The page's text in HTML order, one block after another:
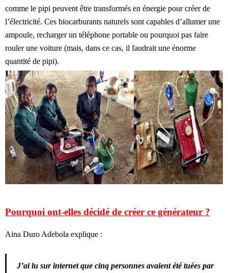
comme le pipi peuvent être transformés en énergie pour créer de
l’électricité. Ces biocarburants naturels sont capables d’allumer une
ampoule, recharger un téléphone portable ou pourquoi pas faire
rouler une voiture (mais, dans ce cas, il faudrait une énorme
quantité de pipi).
Pourquoi ont-elles décidé de créer ce générateur ?
Aina Duro Adebola explique :
J’ai lu sur internet que cinq personnes avaient été tuées par